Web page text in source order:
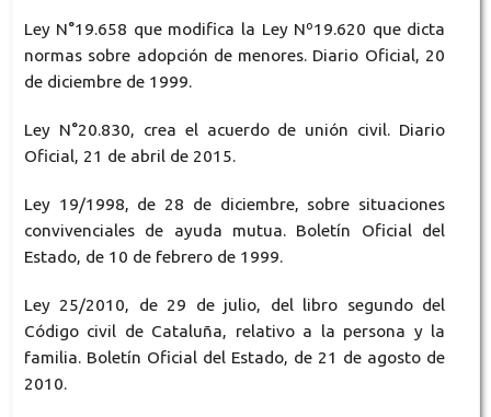
Ley N°19.658 que modifica la Ley Nº19.620 que dicta
normas sobre adopción de menores. Diario Oficial, 20
de diciembre de 1999.
Ley N°20.830, crea el acuerdo de unión civil. Diario
Oficial, 21 de abril de 2015.
Ley 19/1998, de 28 de diciembre, sobre situaciones
convivenciales de ayuda mutua. Boletín Oficial del
Estado, de 10 de febrero de 1999.
Ley 25/2010, de 29 de julio, del libro segundo del
Código civil de Cataluña, relativo a la persona y la
familia. Boletín Oficial del Estado, de 21 de agosto de
2010.